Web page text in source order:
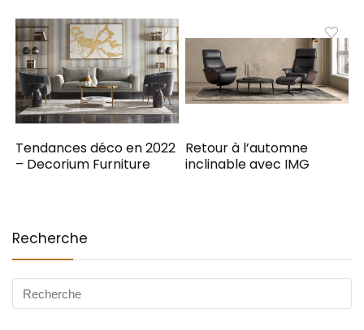
Tendances déco en 2022
– Decorium Furniture
Retour à l’automne
inclinable avec IMG
Recherche